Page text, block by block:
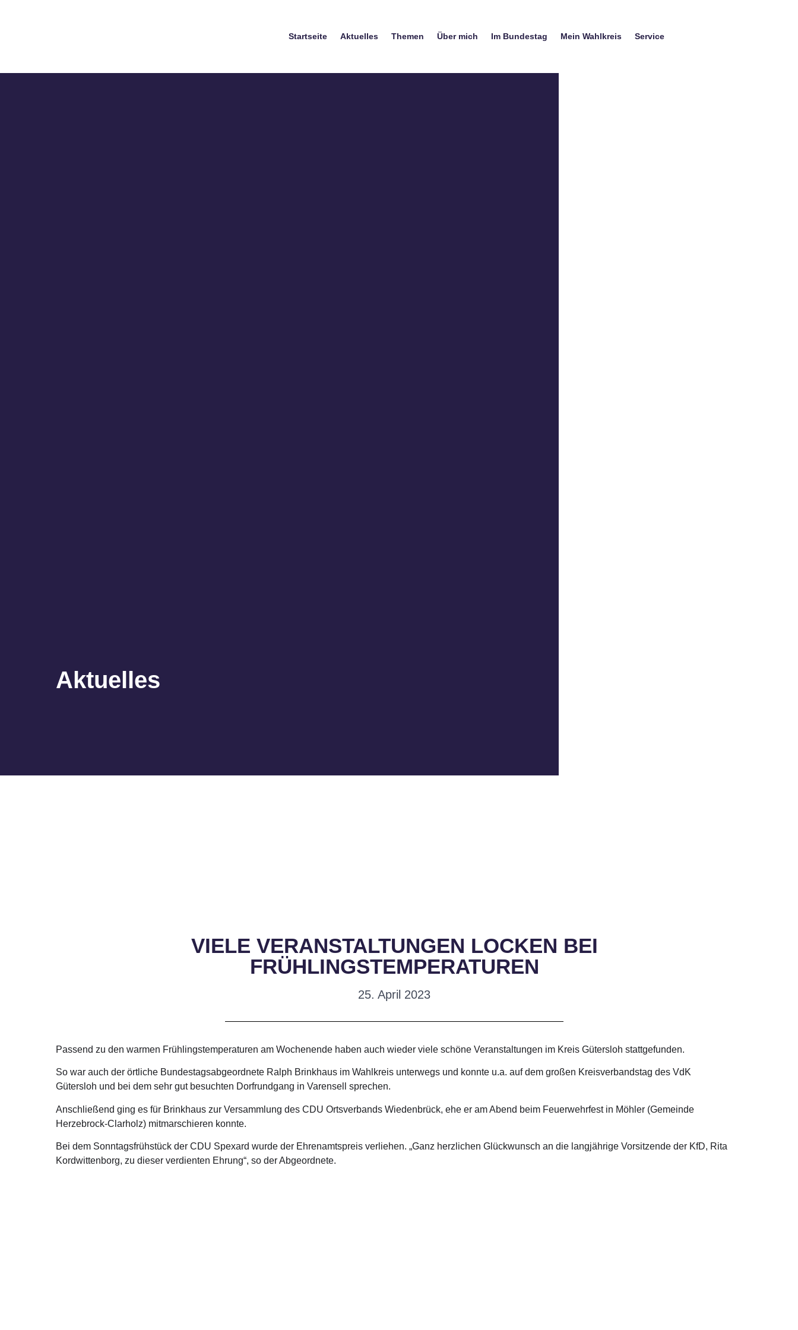
Startseite Aktuelles Themen Über mich Im Bundestag Mein Wahlkreis Service
Aktuelles
VIELE VERANSTALTUNGEN LOCKEN BEI
FRÜHLINGSTEMPERATUREN
25. April 2023
Passend zu den warmen Frühlingstemperaturen am Wochenende haben auch wieder viele schöne Veranstaltungen im Kreis Gütersloh stattgefunden.
So war auch der örtliche Bundestagsabgeordnete Ralph Brinkhaus im Wahlkreis unterwegs und konnte u.a. auf dem großen Kreisverbandstag des VdK
Gütersloh und bei dem sehr gut besuchten Dorfrundgang in Varensell sprechen.
Anschließend ging es für Brinkhaus zur Versammlung des CDU Ortsverbands Wiedenbrück, ehe er am Abend beim Feuerwehrfest in Möhler (Gemeinde
Herzebrock-Clarholz) mitmarschieren konnte.
Bei dem Sonntagsfrühstück der CDU Spexard wurde der Ehrenamtspreis verliehen. „Ganz herzlichen Glückwunsch an die langjährige Vorsitzende der KfD, Rita
Kordwittenborg, zu dieser verdienten Ehrung“, so der Abgeordnete.